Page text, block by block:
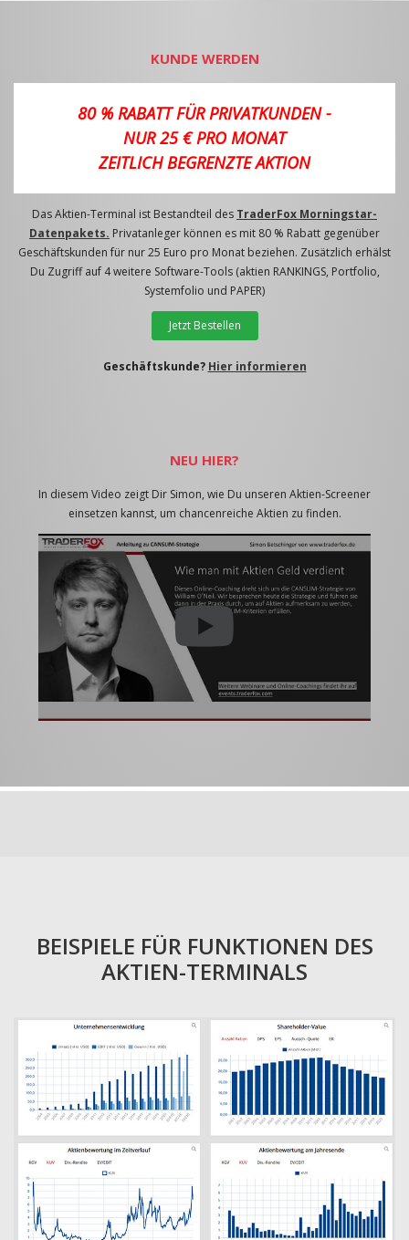
KUNDE WERDEN
80 % RABATT FÜR PRIVATKUNDEN -
NUR 25 € PRO MONAT
ZEITLICH BEGRENZTE AKTION
Das Aktien-Terminal ist Bestandteil des TraderFox Morningstar-
Datenpakets. Privatanleger können es mit 80 % Rabatt gegenüber
Geschäftskunden für nur 25 Euro pro Monat beziehen. Zusätzlich erhälst
Du Zugriff auf 4 weitere Software-Tools (aktien RANKINGS, Portfolio,
Systemfolio und PAPER)
Jetzt Bestellen
Geschäftskunde? Hier informieren
NEU HIER?
In diesem Video zeigt Dir Simon, wie Du unseren Aktien-Screener
einsetzen kannst, um chancenreiche Aktien zu finden.
BEISPIELE FÜR FUNKTIONEN DES
AKTIEN-TERMINALS